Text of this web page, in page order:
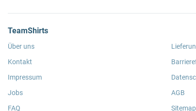
TeamShirts
Über uns
Kontakt
Impressum
Jobs
FAQ
AGB
Sitemap